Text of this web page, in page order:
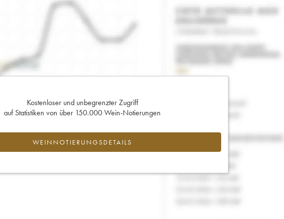
Kostenloser und unbegrenzter Zugriff
auf Statistiken von über 150.000 Wein-Notierungen
WEINNOTIERUNGSDETAILS